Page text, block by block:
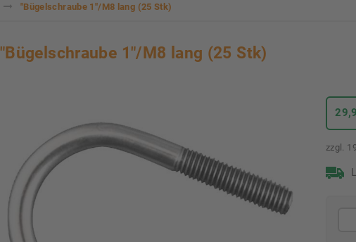
"Bügelschraube 1"/M8 lang (25 Stk)
"Bügelschraube 1"/M8 lang (25 Stk)
zzgl.